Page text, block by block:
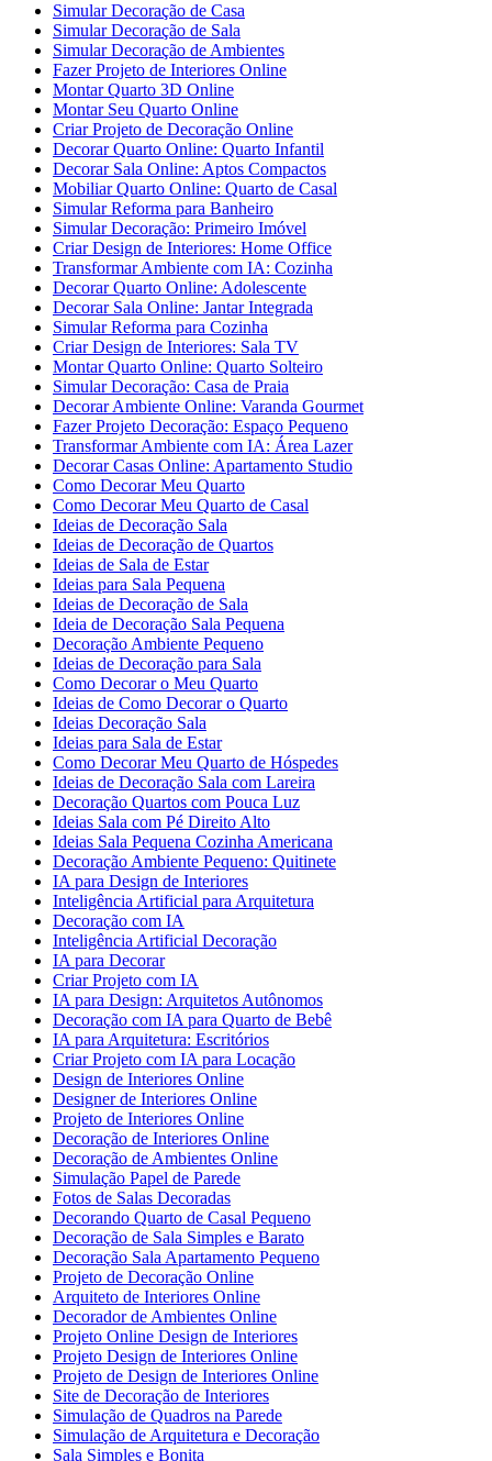
Simular Decoração de Casa
Simular Decoração de Sala
Simular Decoração de Ambientes
Fazer Projeto de Interiores Online
Montar Quarto 3D Online
Montar Seu Quarto Online
Criar Projeto de Decoração Online
Decorar Quarto Online: Quarto Infantil
Decorar Sala Online: Aptos Compactos
Mobiliar Quarto Online: Quarto de Casal
Simular Reforma para Banheiro
Simular Decoração: Primeiro Imóvel
Criar Design de Interiores: Home Office
Transformar Ambiente com IA: Cozinha
Decorar Quarto Online: Adolescente
Decorar Sala Online: Jantar Integrada
Simular Reforma para Cozinha
Criar Design de Interiores: Sala TV
Montar Quarto Online: Quarto Solteiro
Simular Decoração: Casa de Praia
Decorar Ambiente Online: Varanda Gourmet
Fazer Projeto Decoração: Espaço Pequeno
Transformar Ambiente com IA: Área Lazer
Decorar Casas Online: Apartamento Studio
Como Decorar Meu Quarto
Como Decorar Meu Quarto de Casal
Ideias de Decoração Sala
Ideias de Decoração de Quartos
Ideias de Sala de Estar
Ideias para Sala Pequena
Ideias de Decoração de Sala
Ideia de Decoração Sala Pequena
Decoração Ambiente Pequeno
Ideias de Decoração para Sala
Como Decorar o Meu Quarto
Ideias de Como Decorar o Quarto
Ideias Decoração Sala
Ideias para Sala de Estar
Como Decorar Meu Quarto de Hóspedes
Ideias de Decoração Sala com Lareira
Decoração Quartos com Pouca Luz
Ideias Sala com Pé Direito Alto
Ideias Sala Pequena Cozinha Americana
Decoração Ambiente Pequeno: Quitinete
IA para Design de Interiores
Inteligência Artificial para Arquitetura
Decoração com IA
Inteligência Artificial Decoração
IA para Decorar
Criar Projeto com IA
IA para Design: Arquitetos Autônomos
Decoração com IA para Quarto de Bebê
IA para Arquitetura: Escritórios
Criar Projeto com IA para Locação
Design de Interiores Online
Designer de Interiores Online
Projeto de Interiores Online
Decoração de Interiores Online
Decoração de Ambientes Online
Simulação Papel de Parede
Fotos de Salas Decoradas
Decorando Quarto de Casal Pequeno
Decoração de Sala Simples e Barato
Decoração Sala Apartamento Pequeno
Projeto de Decoração Online
Arquiteto de Interiores Online
Decorador de Ambientes Online
Projeto Online Design de Interiores
Projeto Design de Interiores Online
Projeto de Design de Interiores Online
Site de Decoração de Interiores
Simulação de Quadros na Parede
Simulação de Arquitetura e Decoração
Sala Simples e Bonita